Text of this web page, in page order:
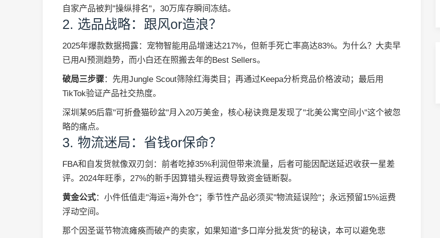
自家产品被判"操纵排名"，30万库存瞬间冻结。
2. 选品战略：跟风or造浪？
2025年爆款数据揭露：宠物智能用品增速达217%，但新手死亡率高达83%。为什么？大卖早
已用AI预测趋势，而小白还在照搬去年的Best Sellers。
破局三步骤：先用Jungle Scout筛除红海类目；再通过Keepa分析竞品价格波动；最后用
TikTok验证产品社交热度。
深圳某95后靠"可折叠猫砂盆"月入20万美金，核心秘诀竟是发现了"北美公寓空间小"这个被忽
略的痛点。
3. 物流迷局：省钱or保命？
FBA和自发货就像双刃剑：前者吃掉35%利润但带来流量，后者可能因配送延迟收获一星差
评。2024年旺季，27%的新手因算错头程运费导致资金链断裂。
黄金公式：小件低值走"海运+海外仓"；季节性产品必须买"物流延误险"；永远预留15%运费
浮动空间。
那个因圣诞节物流瘫痪而破产的卖家，如果知道"多口岸分批发货"的秘诀，本可以避免悲